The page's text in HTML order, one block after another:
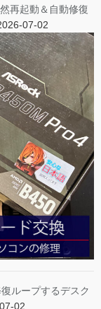
再起動＆自動修復
07-02
ループするデスク
02